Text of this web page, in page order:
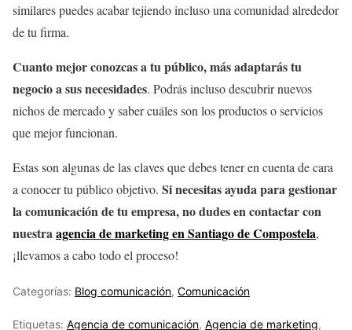
similares puedes acabar tejiendo incluso una comunidad alrededor
de tu firma.
Cuanto mejor conozcas a tu público, más adaptarás tu
negocio a sus necesidades. Podrás incluso descubrir nuevos
nichos de mercado y saber cuáles son los productos o servicios
que mejor funcionan.
Estas son algunas de las claves que debes tener en cuenta de cara
a conocer tu público objetivo. Si necesitas ayuda para gestionar
la comunicación de tu empresa, no dudes en contactar con
nuestra agencia de marketing en Santiago de Compostela,
¡llevamos a cabo todo el proceso!
Categorías: Blog comunicación, Comunicación
Etiquetas: Agencia de comunicación, Agencia de marketing,